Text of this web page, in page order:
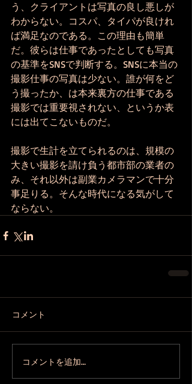
う、クライアントは写真の良し悪しが
わからない。コスパ、タイパが良けれ
ば満足なのである。この理由も簡単
だ。彼らは仕事であったとしても写真
の基準をSNSで判断する。SNSに本当の
撮影仕事の写真は少ない。誰が何をど
う撮ったか、は本来裏方の仕事である
撮影では重要視されない、というか表
には出てこないものだ。
撮影で生計を立てられるのは、規模の
大きい撮影を請け負う都市部の業者の
み、それ以外は副業カメラマンで十分
事足りる。そんな時代になる気がして
ならない。
コメント
コメントを追加…